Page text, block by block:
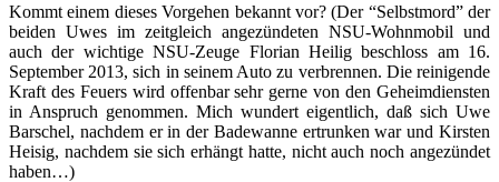
Kommt einem dieses Vorgehen bekannt vor? (Der “Selbstmord” der
beiden Uwes im zeitgleich angezündeten NSU-Wohnmobil und
auch der wichtige NSU-Zeuge Florian Heilig beschloss am 16.
September 2013, sich in seinem Auto zu verbrennen. Die reinigende
Kraft des Feuers wird offenbar sehr gerne von den Geheimdiensten
in Anspruch genommen. Mich wundert eigentlich, daß sich Uwe
Barschel, nachdem er in der Badewanne ertrunken war und Kirsten
Heisig, nachdem sie sich erhängt hatte, nicht auch noch angezündet
haben…)